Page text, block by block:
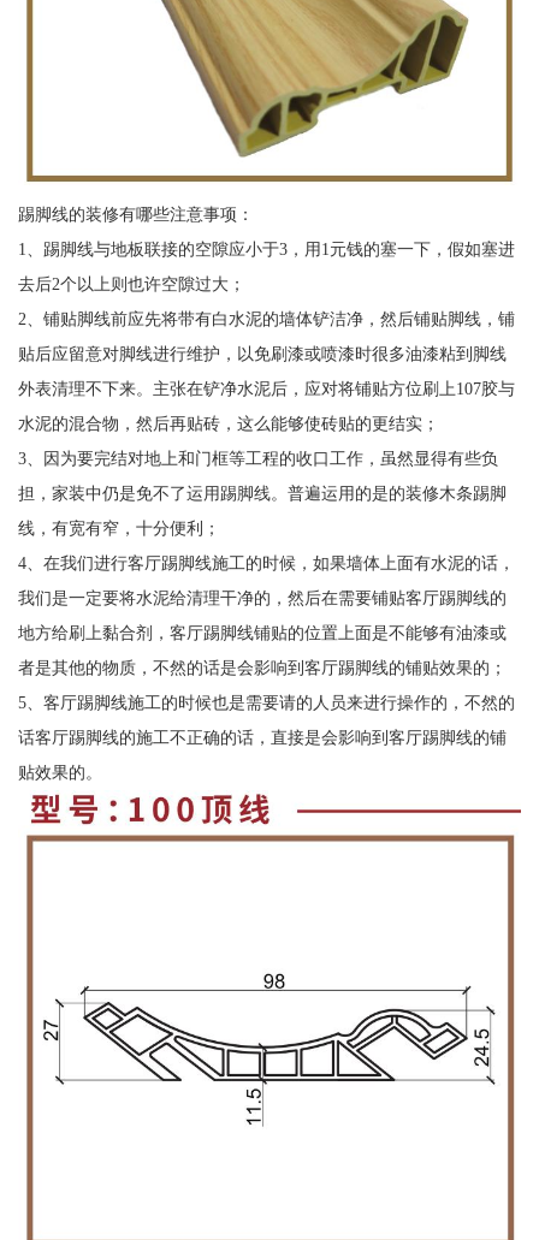
踢脚线的装修有哪些注意事项：
1、踢脚线与地板联接的空隙应小于3，用1元钱的塞一下，假如塞进
去后2个以上则也许空隙过大；
2、铺贴脚线前应先将带有白水泥的墙体铲洁净，然后铺贴脚线，铺
贴后应留意对脚线进行维护，以免刷漆或喷漆时很多油漆粘到脚线
外表清理不下来。主张在铲净水泥后，应对将铺贴方位刷上107胶与
水泥的混合物，然后再贴砖，这么能够使砖贴的更结实；
3、因为要完结对地上和门框等工程的收口工作，虽然显得有些负
担，家装中仍是免不了运用踢脚线。普遍运用的是的装修木条踢脚
线，有宽有窄，十分便利；
4、在我们进行客厅踢脚线施工的时候，如果墙体上面有水泥的话，
我们是一定要将水泥给清理干净的，然后在需要铺贴客厅踢脚线的
地方给刷上黏合剂，客厅踢脚线铺贴的位置上面是不能够有油漆或
者是其他的物质，不然的话是会影响到客厅踢脚线的铺贴效果的；
5、客厅踢脚线施工的时候也是需要请的人员来进行操作的，不然的
话客厅踢脚线的施工不正确的话，直接是会影响到客厅踢脚线的铺
贴效果的。